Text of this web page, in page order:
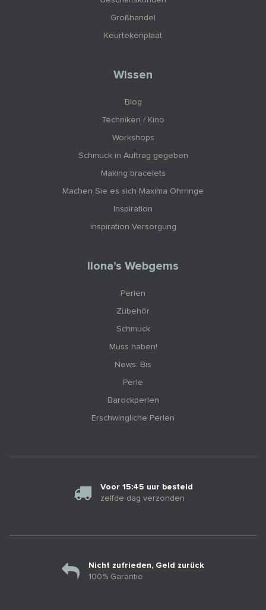
Großhandel
Keurtekenplaat
Wissen
Blog
Techniken / Kino
Workshops
Schmuck in Auftrag gegeben
Making bracelets
Machen Sie es sich Maxima Ohrringe
Inspiration
inspiration Versorgung
Ilona’s Webgems
Perlen
Zubehör
Schmuck
Muss haben!
News: Bis
Perle
Barockperlen
Erschwingliche Perlen
Voor 15:45 uur besteld
zelfde dag verzonden
Nicht zufrieden, Geld zurück
100% Garantie